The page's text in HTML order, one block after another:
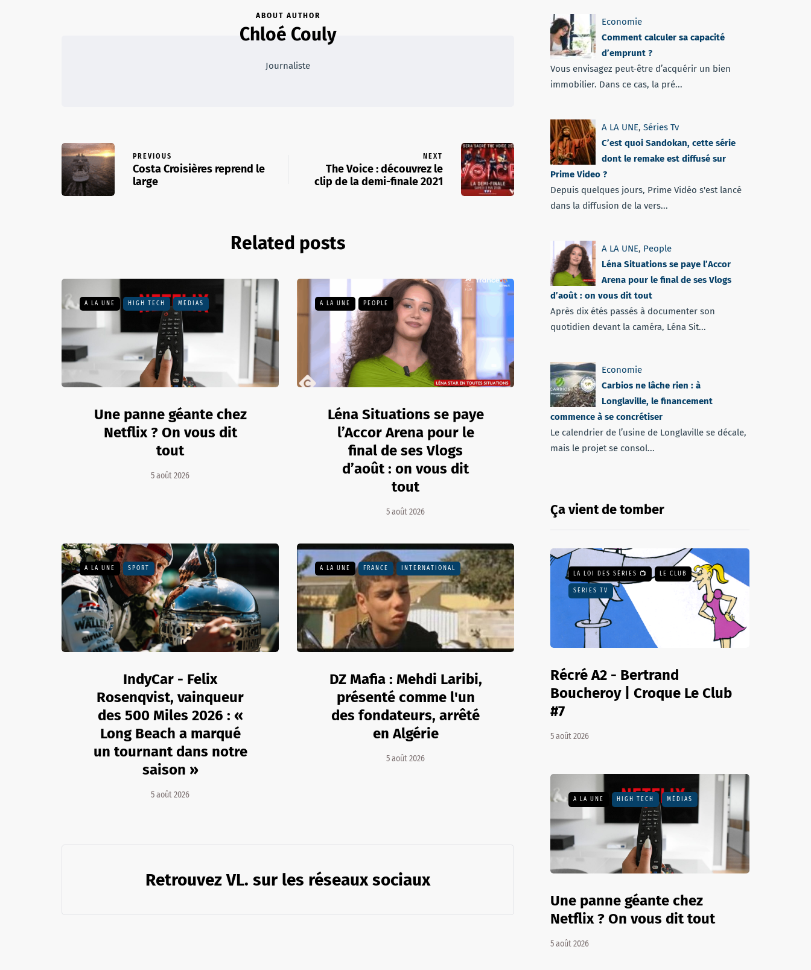
ABOUT AUTHOR
Chloé Couly
Journaliste
PREVIOUS
Costa Croisières reprend le
large
NEXT
The Voice : découvrez le
clip de la demi-finale 2021
Related posts
A LA UNE HIGH TECH MÉDIAS
Une panne géante chez
Netflix ? On vous dit
tout
5 août 2026
A LA UNE PEOPLE
Léna Situations se paye
l’Accor Arena pour le
final de ses Vlogs
d’août : on vous dit
tout
5 août 2026
A LA UNE SPORT
IndyCar - Felix
Rosenqvist, vainqueur
des 500 Miles 2026 : «
Long Beach a marqué
un tournant dans notre
saison »
5 août 2026
A LA UNE FRANCE INTERNATIONAL
DZ Mafia : Mehdi Laribi,
présenté comme l'un
des fondateurs, arrêté
en Algérie
5 août 2026
Retrouvez VL. sur les réseaux sociaux
Economie
Comment calculer sa capacité
d’emprunt ?
Vous envisagez peut-être d’acquérir un bien
immobilier. Dans ce cas, la pré...
A LA UNE, Séries Tv
C’est quoi Sandokan, cette série
dont le remake est diffusé sur
Prime Video ?
Depuis quelques jours, Prime Vidéo s'est lancé
dans la diffusion de la vers...
A LA UNE, People
Léna Situations se paye l’Accor
Arena pour le final de ses Vlogs
d’août : on vous dit tout
Après dix étés passés à documenter son
quotidien devant la caméra, Léna Sit...
Economie
Carbios ne lâche rien : à
Longlaville, le financement
commence à se concrétiser
Le calendrier de l’usine de Longlaville se décale,
mais le projet se consol...
Ça vient de tomber
LA LOI DES SÉRIES 📺 LE CLUB
SÉRIES TV
Récré A2 - Bertrand
Boucheroy | Croque Le Club
#7
5 août 2026
A LA UNE HIGH TECH MÉDIAS
Une panne géante chez
Netflix ? On vous dit tout
5 août 2026